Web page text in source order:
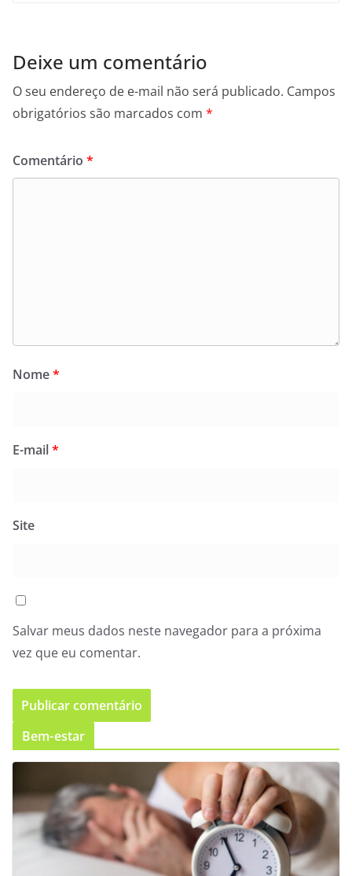
Deixe um comentário
O seu endereço de e-mail não será publicado. Campos
obrigatórios são marcados com *
Comentário *
Nome*
E-mail*
Site
Salvar meus dados neste navegador para a próxima
vez que eu comentar.
Bem-estar